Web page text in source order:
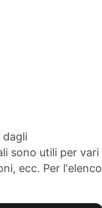
sono utili per vari
ecc. Per l'elenco